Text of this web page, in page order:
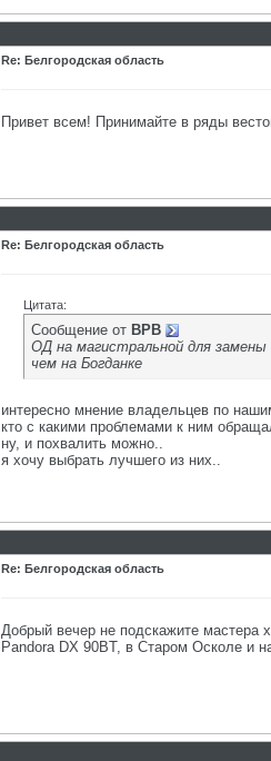
Re: Белгородская область
Привет всем! Принимайте в ряды
Re: Белгородская область
Цитата:
Сообщение от BPB
ОД на магистральной для
чем на Богданке
интересно мнение владельцев по
кто с какими проблемами к ним
ну, и похвалить можно..
я хочу выбрать лучшего из них..
Re: Белгородская область
Добрый вечер не подскажите мастера
Pandora DX 90BT, в Старом Осколе и